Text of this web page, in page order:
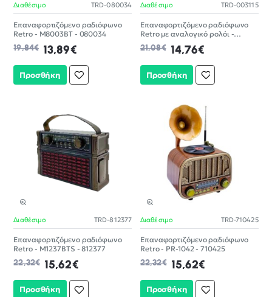
-30%
Διαθέσιμο TRD-080034
Επαναφορτιζόμενο ραδιόφωνο
Retro - M8003BT - 080034
13,89€
19,84€
Προσθήκη
-30%
Διαθέσιμο TRD-003115
Επαναφορτιζόμενο ραδιόφωνο
Retro με αναλογικό ρολόι -
RD311BT - 003115
14,76€
21,08€
Προσθήκη
-30%
Διαθέσιμο TRD-812377
Επαναφορτιζόμενο ραδιόφωνο
Retro - M1237BTS - 812377
15,62€
22,32€
Προσθήκη
-30%
Διαθέσιμο TRD-710425
Επαναφορτιζόμενο ραδιόφωνο
Retro - PR-1042 - 710425
15,62€
22,32€
Προσθήκη